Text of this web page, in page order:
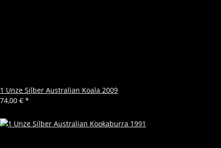
1 Unze Silber Australian Koala 2009
74,00 € *